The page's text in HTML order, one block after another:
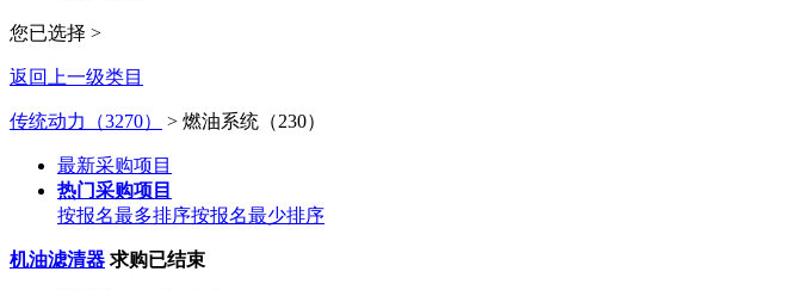
您已选择 >
返回上一级类目
传统动力（3270） > 燃油系统（230）
最新采购项目
热门采购项目
按报名最多排序按报名最少排序
机油滤清器 求购已结束